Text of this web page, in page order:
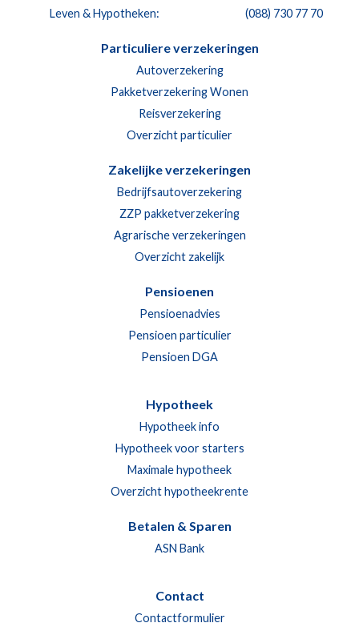
Leven & Hypotheken:
(088) 730 77 70
Particuliere verzekeringen
Autoverzekering
Pakketverzekering Wonen
Reisverzekering
Overzicht particulier
Zakelijke verzekeringen
Bedrijfsautoverzekering
ZZP pakketverzekering
Agrarische verzekeringen
Overzicht zakelijk
Pensioenen
Pensioenadvies
Pensioen particulier
Pensioen DGA
Hypotheek
Hypotheek info
Hypotheek voor starters
Maximale hypotheek
Overzicht hypotheekrente
Betalen & Sparen
ASN Bank
Contact
Contactformulier